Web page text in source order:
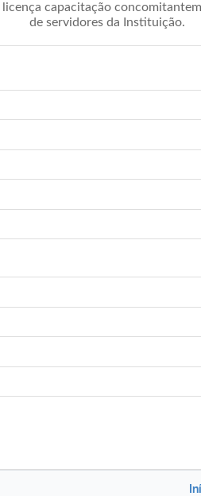
capacitação
de servidores da Instituição.